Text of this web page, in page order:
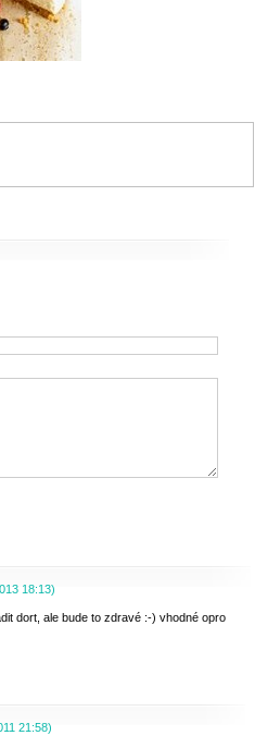
18:13)
dort, ale bude to zdravé :-) vhodné opro
21:58)